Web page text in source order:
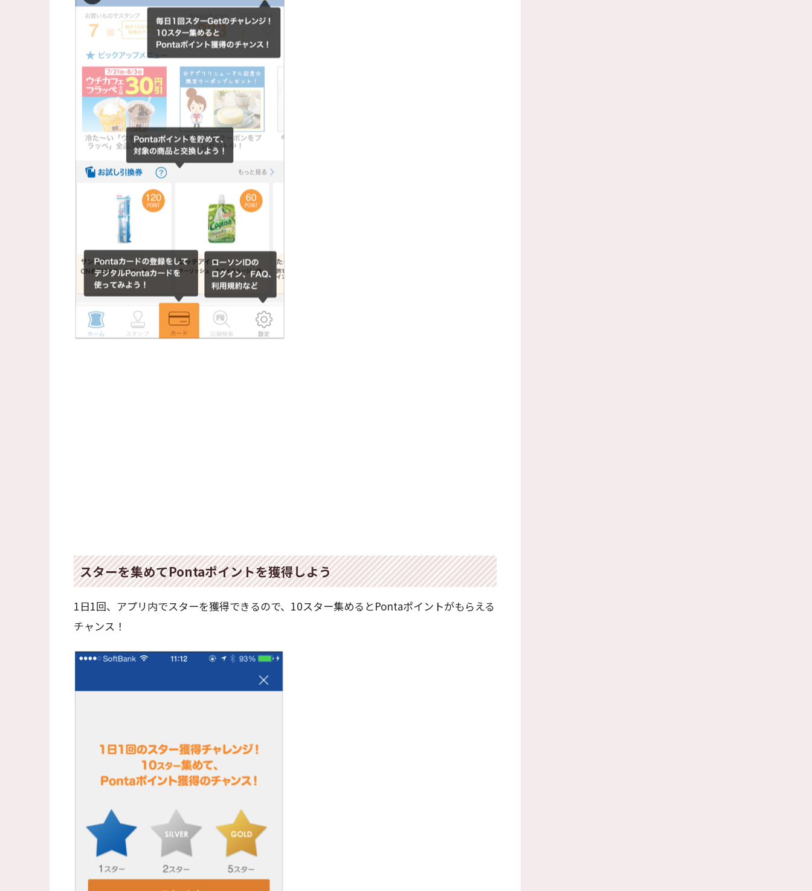
スターを集めてPontaポイントを獲得しよう
1日1回、アプリ内でスターを獲得できるので、10スター集めるとPontaポイントがもらえる
チャンス！